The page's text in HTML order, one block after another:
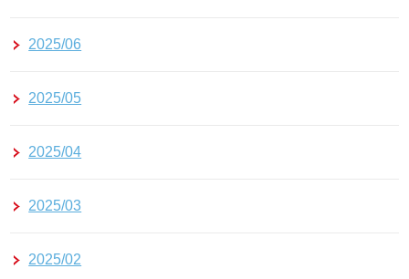
2025/06
2025/05
2025/04
2025/03
2025/02